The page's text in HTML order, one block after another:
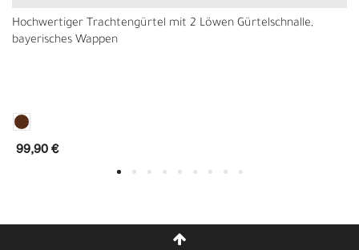
Hochwertiger Trachtengürtel mit 2 Löwen Gürtelschnalle,
bayerisches Wappen
99,90 €